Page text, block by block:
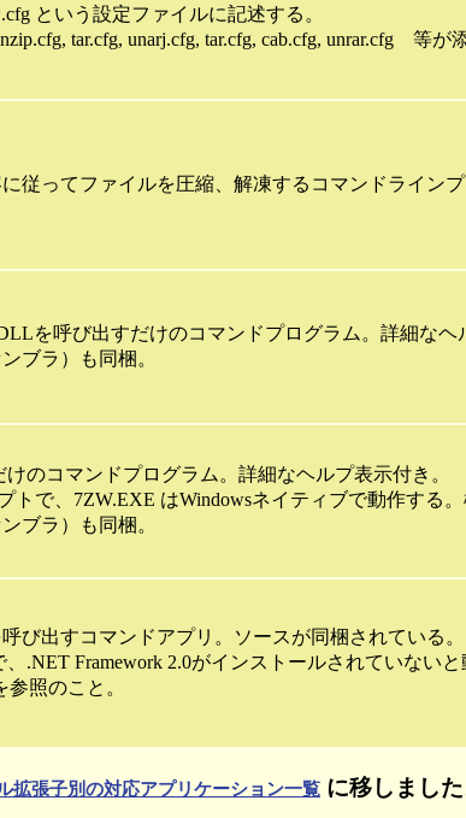
という設定ファイルに記述する。
tar.cfg, unarj.cfg, tar.cfg, cab.cfg, unrar.cfg 等が
従ってファイルを圧縮、解凍するコマンドラインプ
を呼び出すだけのコマンドプログラム。詳細なヘ
ブラ）も同梱。
けのコマンドプログラム。詳細なヘルプ表示付き。
トで、7ZW.EXE はWindowsネイティブで動作する。
ブラ）も同梱。
び出すコマンドアプリ。ソースが同梱されている。
、.NET Framework 2.0がインストールされていない
参照のこと。
拡張子別の対応アプリケーション一覧 に移しました